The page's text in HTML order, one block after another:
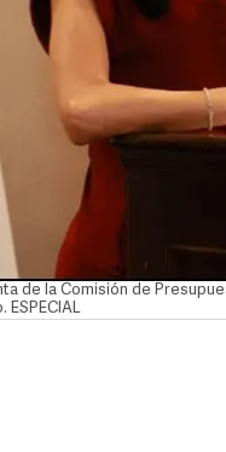
de la Comisión de
ESPECIAL